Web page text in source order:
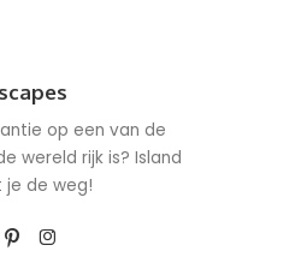
op een van de
wereld rijk is? Island
je de weg!